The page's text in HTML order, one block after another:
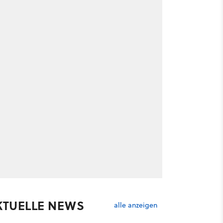
NEWS alle anzeigen